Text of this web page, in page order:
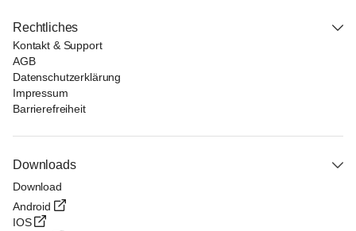
Rechtliches
Kontakt & Support
AGB
Datenschutzerklärung
Impressum
Barrierefreiheit
Downloads
Download
Android
IOS